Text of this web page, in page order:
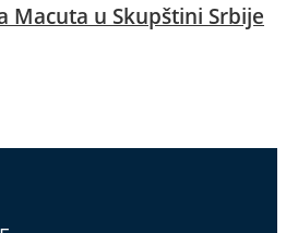
Macuta u Skupštini Srbije